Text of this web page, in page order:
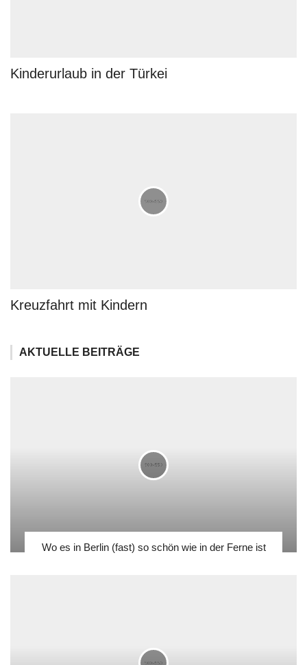
Kinderurlaub in der Türkei
Kreuzfahrt mit Kindern
AKTUELLE BEITRÄGE
Wo es in Berlin (fast) so schön wie in der Ferne ist